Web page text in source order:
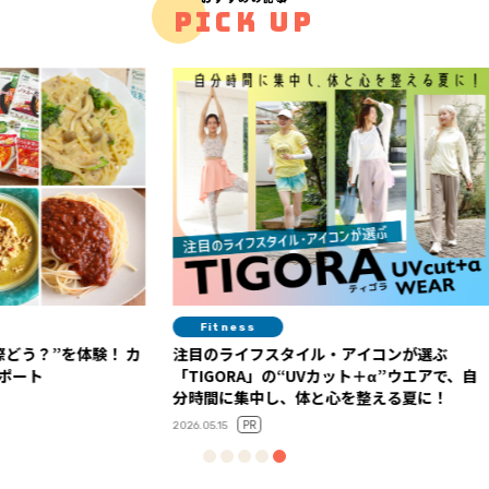
PICK UP
！ カ
注目のライフスタイル・アイコンが選ぶ
「TIGORA」の“UVカット＋α”ウエアで、自
分時間に集中し、体と心を整える夏に！
今年の
ルスケ
2026.06.01